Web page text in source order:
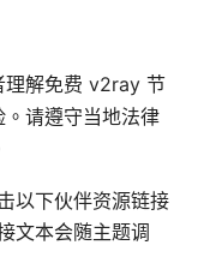
理解免费 v2ray 节
请遵守当地法律
以下伙伴资源链接
文本会随主题调